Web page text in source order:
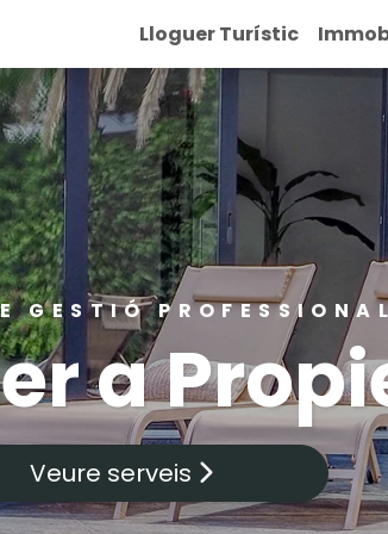
Lloguer Turístic
GESTIÓ
a
Veure serveis